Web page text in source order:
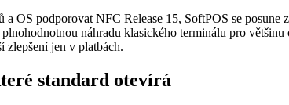
OS podporovat NFC Release 15, SoftPOS se posune z
náhradu klasického terminálu pro většinu
zlepšení jen v platbách.
standard otevírá